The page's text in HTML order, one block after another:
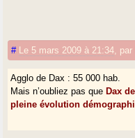
# Le 5 mars 2009 à 21:34 par
Agglo de Dax : 55 000 hab.
Mais n’oubliez pas que Dax
pleine évolution